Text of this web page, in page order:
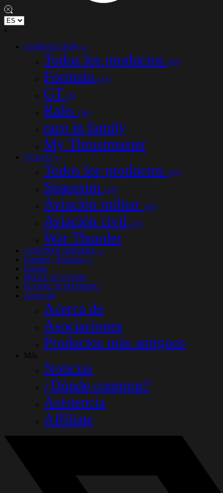
x
CONDUCCIÓN (69)
Todos los productos (69)
Formula (12)
GT (8)
Ralis (16)
race in family
My Thrustmaster
VUELO (50)
Todos los productos (50)
Spacesim (18)
Aviación militar (28)
Aviación civil (21)
War Thunder
CONTROLADORES (26)
Farming / Trucking (14)
Esports
SPACE IS YOURS
FLYING IS SHARING
Acerca de
Acerca de
Asociaciones
Productos más antiguos
Más
Noticias
¿Dónde comprar?
Asistencia
Affiliate